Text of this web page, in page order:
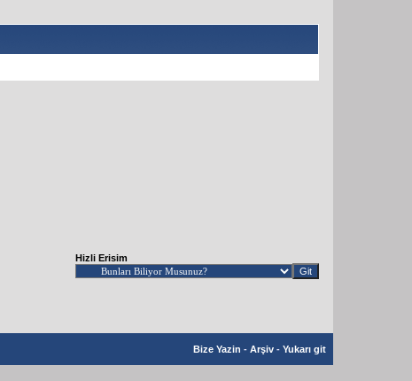
Hizli Erisim
Bize Yazin - Arşiv - Yukarı git